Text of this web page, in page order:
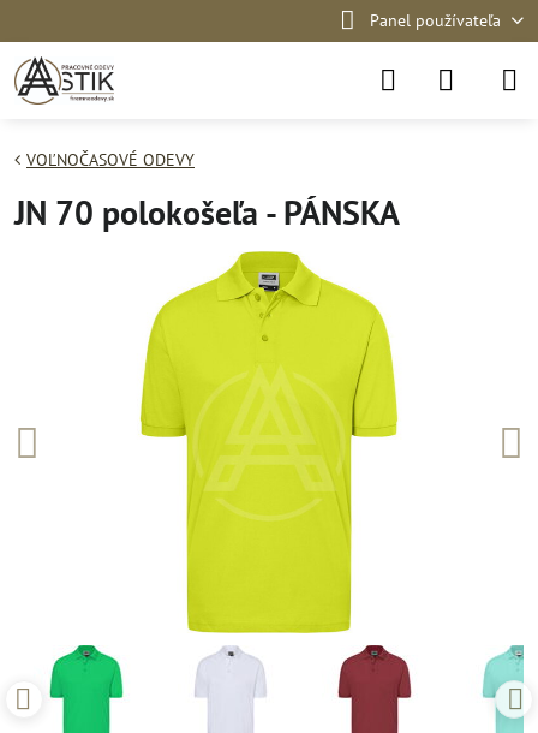
Panel používateľa
VOĽNOČASOVÉ ODEVY
JN 70 polokošeľa - PÁNSKA